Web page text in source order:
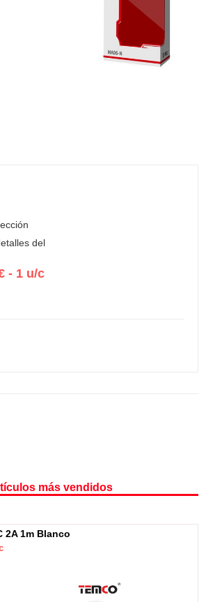
del
- 1 u/c
más vendidos
2A 1m Blanco